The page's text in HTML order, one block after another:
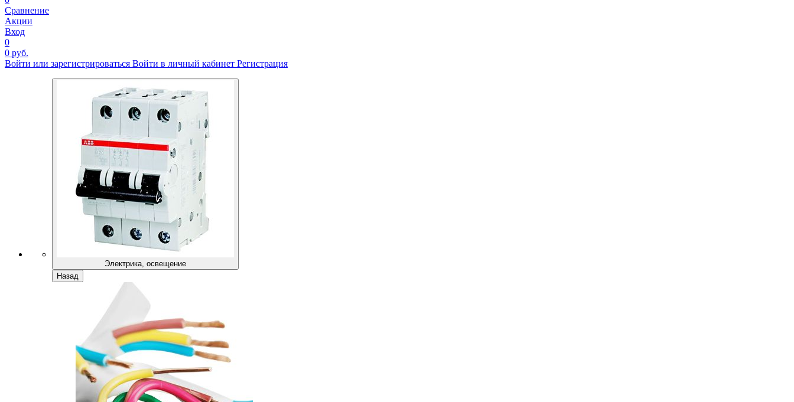
Сравнение
Акции
Вход
0
0 руб.
Войти или зарегистрироваться Войти в личный кабинет Регистрация
Электрика, освещение
Назад